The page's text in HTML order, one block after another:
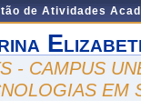
de Atividades
- CAMPUS
EM